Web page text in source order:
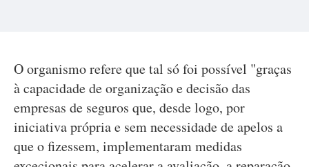
O organismo refere que tal só foi possível "graças
à capacidade de organização e decisão das
empresas de seguros que, desde logo, por
iniciativa própria e sem necessidade de apelos a
que o fizessem, implementaram medidas